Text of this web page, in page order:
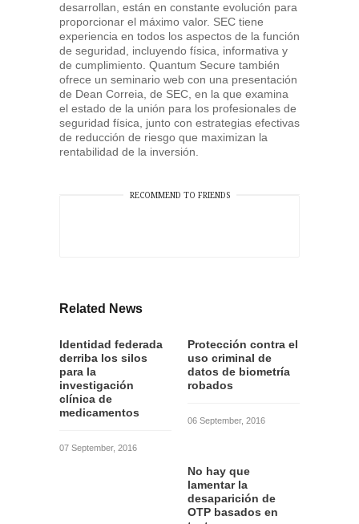
desarrollan, están en constante evolución para
proporcionar el máximo valor. SEC tiene
experiencia en todos los aspectos de la función
de seguridad, incluyendo física, informativa y
de cumplimiento. Quantum Secure también
ofrece un seminario web con una presentación
de Dean Correia, de SEC, en la que examina
el estado de la unión para los profesionales de
seguridad física, junto con estrategias efectivas
de reducción de riesgo que maximizan la
rentabilidad de la inversión.
RECOMMEND TO FRIENDS
Related News
Identidad federada
derriba los silos
para la
investigación
clínica de
medicamentos
07 September, 2016
Protección contra el
uso criminal de
datos de biometría
robados
06 September, 2016
No hay que
lamentar la
desaparición de
OTP basados en